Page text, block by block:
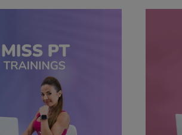
2 Lessons
Students Enrolled